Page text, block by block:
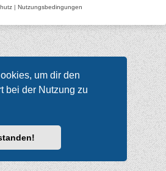
um dir den
bei der Nutzung zu
| Nutzungsbedingungen